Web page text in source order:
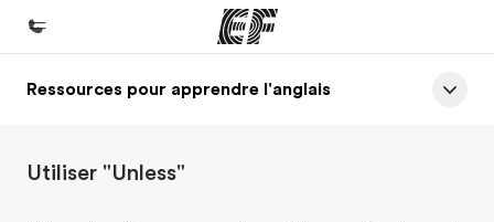
Accueil
Programmes
Ressources pour apprendre l'anglais
Utiliser "Unless"